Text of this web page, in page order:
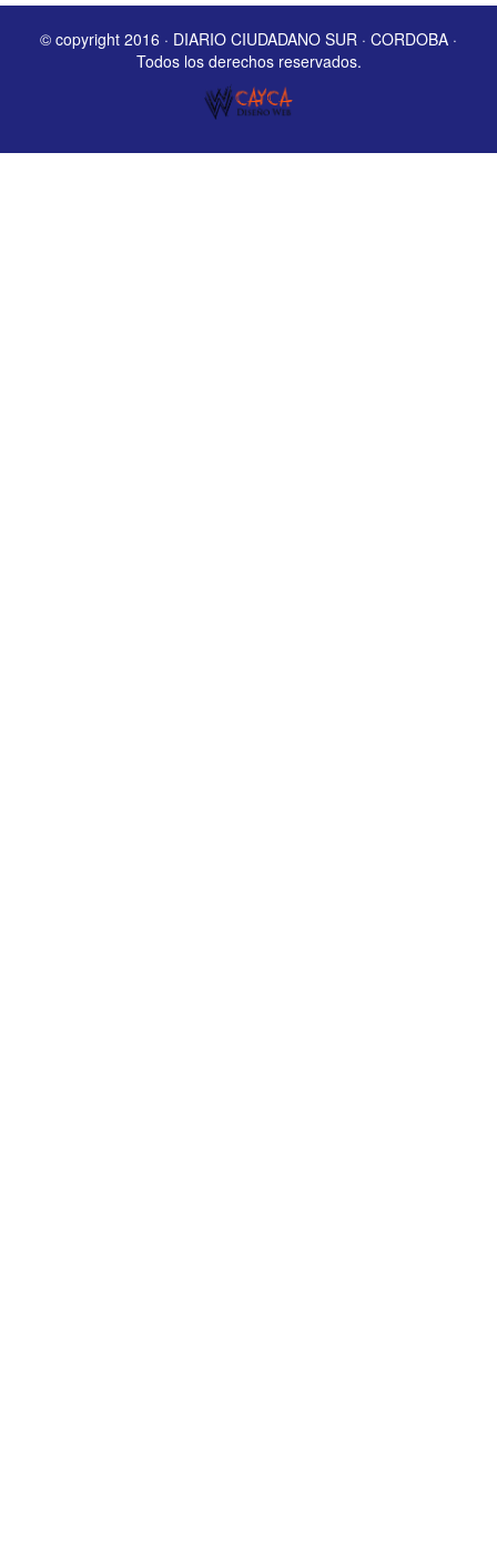
© copyright 2016 · DIARIO CIUDADANO SUR · CORDOBA ·
Todos los derechos reservados.